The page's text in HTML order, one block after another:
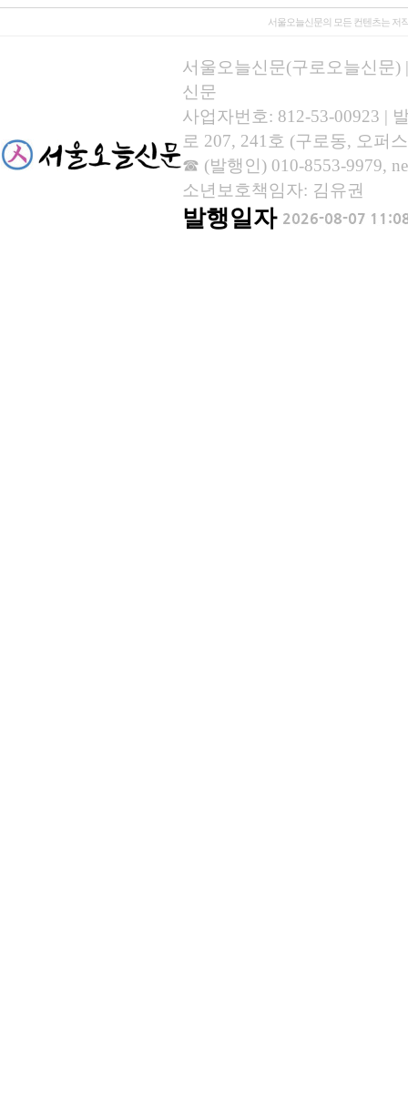
서울오늘신문의 모든 컨텐츠는 저
서울오늘신문(구로오늘신문)
신문
사업자번호: 812-53-00923 |
로 207, 241호 (구로동, 오퍼
☎ (발행인) 010-8553-9979,
소년보호책임자: 김유권
발행일자